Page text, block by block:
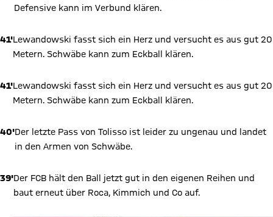
Defensive kann im Verbund klären.
41'Lewandowski fasst sich ein Herz und versucht es aus gut 20
Metern. Schwäbe kann zum Eckball klären.
41'Lewandowski fasst sich ein Herz und versucht es aus gut 20
Metern. Schwäbe kann zum Eckball klären.
40'Der letzte Pass von Tolisso ist leider zu ungenau und landet
in den Armen von Schwäbe.
39'Der FCB hält den Ball jetzt gut in den eigenen Reihen und
baut erneut über Roca, Kimmich und Co auf.